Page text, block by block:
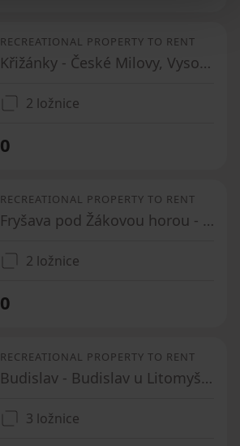
RECREATIONAL PROPERTY TO RENT
Křižánky - České Milovy, Vysočina Region
2 ložnice
0
RECREATIONAL PROPERTY TO RENT
Fryšava pod Žákovou horou - Fryšava pod Žákovou horou, Vysočina Region
2 ložnice
0
RECREATIONAL PROPERTY TO RENT
Budislav - Budislav u Litomyšle, Pardubický Region
3 ložnice